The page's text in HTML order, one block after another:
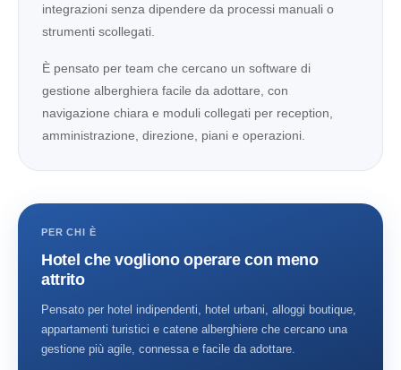
integrazioni senza dipendere da processi manuali o
strumenti scollegati.
È pensato per team che cercano un software di
gestione alberghiera facile da adottare, con
navigazione chiara e moduli collegati per reception,
amministrazione, direzione, piani e operazioni.
PER CHI È
Hotel che vogliono operare con meno
attrito
Pensato per hotel indipendenti, hotel urbani, alloggi boutique,
appartamenti turistici e catene alberghiere che cercano una
gestione più agile, connessa e facile da adottare.